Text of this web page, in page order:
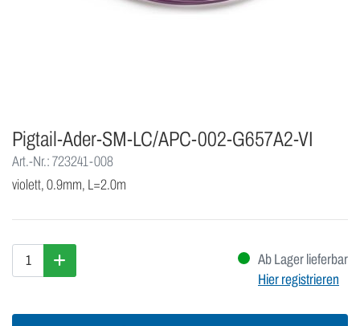
Pigtail-Ader-SM-LC/APC-002-G657A2-VI
Art.-Nr.: 723241-008
violett, 0.9mm, L=2.0m
Ab Lager lieferbar
Hier registrieren